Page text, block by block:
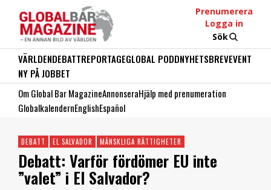
Prenumerera
Logga in
Sök
VÄRLDENDEBATTREPORTAGEGLOBAL PODDNYHETSBREVEVENT
NY PÅ JOBBET
Om Global Bar MagazineAnnonseraHjälp med prenumeration
GlobalkalendernEnglishEspañol
DEBATT EL SALVADOR MÄNSKLIGA RÄTTIGHETER
Debatt: Varför fördömer EU inte
”valet” i El Salvador?